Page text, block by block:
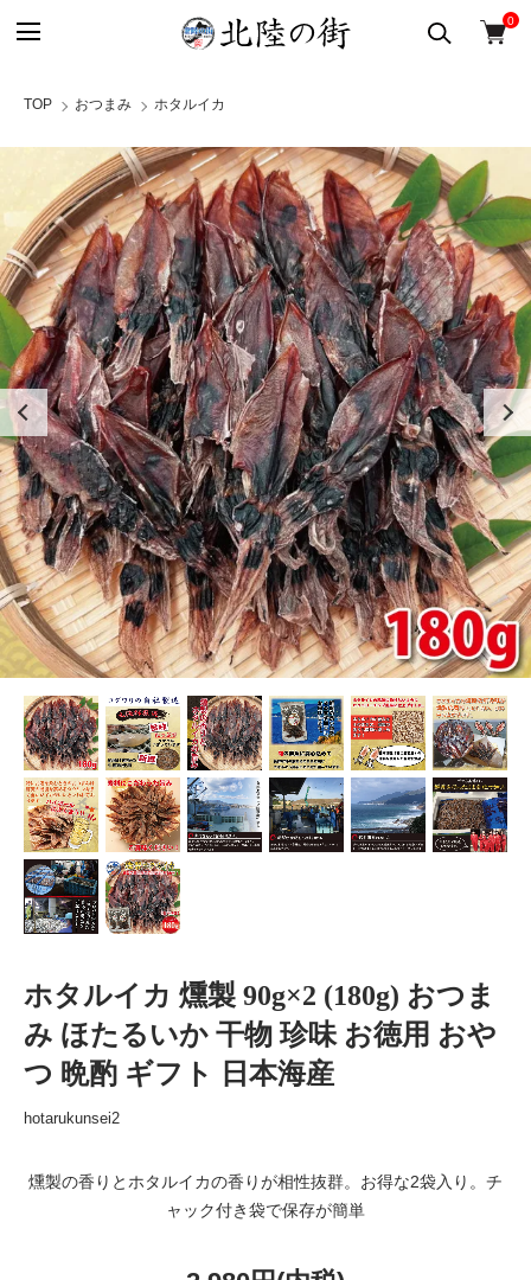
0
TOP おつまみ ホタルイカ
ホタルイカ 燻製 90g×2 (180g) おつま
み ほたるいか 干物 珍味 お徳用 おや
つ 晩酌 ギフト 日本海産
hotarukunsei2
燻製の香りとホタルイカの香りが相性抜群。お得な2袋入り。チ
ャック付き袋で保存が簡単